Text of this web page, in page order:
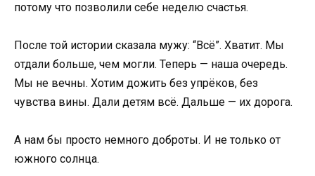
потому что позволили себе неделю счастья.
После той истории сказала мужу: “Всё”. Хватит. Мы
отдали больше, чем могли. Теперь — наша очередь.
Мы не вечны. Хотим дожить без упрёков, без
чувства вины. Дали детям всё. Дальше — их дорога.
А нам бы просто немного доброты. И не только от
южного солнца.